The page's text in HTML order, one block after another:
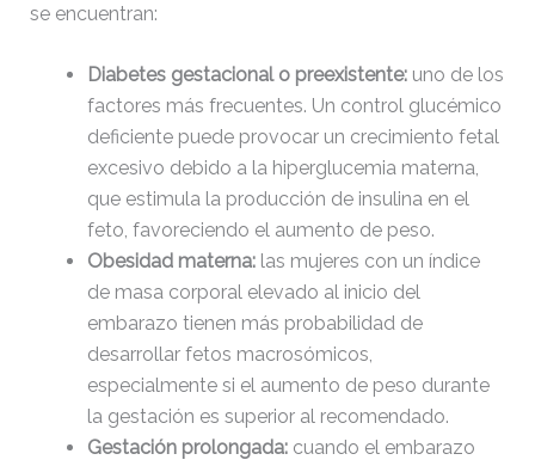
23:07:52
license.txt
19.44
KB
2026-
08-06
20:11:18
llms.txt
1.67
KB
2026-
manifest.json
KB
2020-
10-13
se encuentran:
Diabetes gestacional o preexistente:uno de los
factores más frecuentes. Un control glucémico
deficiente puede provocar un crecimiento fetal
excesivo debido a la hiperglucemia materna,
que estimula la producción de insulina en el
feto, favoreciendo el aumento de peso.
Obesidad materna:las mujeres con un índice
de masa corporal elevado al inicio del
embarazo tienen más probabilidad de
desarrollar fetos macrosómicos,
especialmente si el aumento de peso durante
la gestación es superior al recomendado.
Gestación prolongada:cuando el embarazo